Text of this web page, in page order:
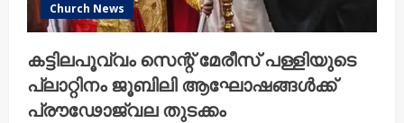
Church News
കട്ടിലപൂവ്വം സെന്റ് മേരീസ് പള്ളിയുടെ
പ്ലാറ്റിനം ജൂബിലി ആഘോഷങ്ങൾക്ക്
പ്രൗഢോജ്വല തുടക്കം